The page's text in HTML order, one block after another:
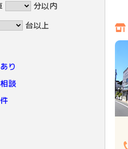
分以内
台以上
り
談